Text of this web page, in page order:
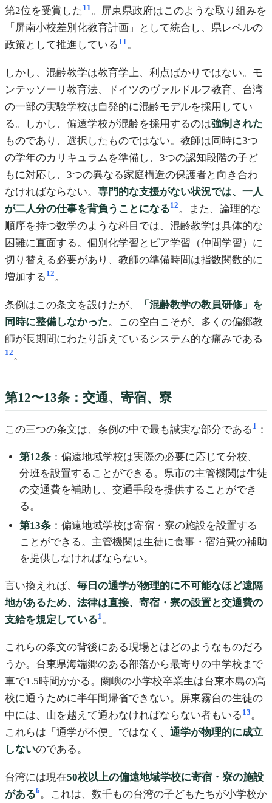
第2位を受賞した 11 。屏東県政府はこのような取り組みを
「屏南小校差別化教育計画」として統合し、県レベルの
政策として推進している 11 。
しかし、混齢教学は教育学上、利点ばかりではない。モ
ンテッソーリ教育法、ドイツのヴァルドルフ教育、台湾
の一部の実験学校は自発的に混齢モデルを採用してい
る。しかし、偏遠学校が混齢を採用するのは強制された
ものであり、選択したものではない。教師は同時に3つ
の学年のカリキュラムを準備し、3つの認知段階の子ど
もに対応し、3つの異なる家庭構造の保護者と向き合わ
なければならない。 専門的な支援がない状況では、一人
が二人分の仕事を背負うことになる12。また、論理的な
順序を持つ数学のような科目では、混齢教学は具体的な
困難に直面する。個別化学習とピア学習（仲間学習）に
切り替える必要があり、教師の準備時間は指数関数的に
増加する 12。
条例はこの条文を設けたが、
「混齢教学の教員研修」を
同時に整備しなかった。この空白こそが、多くの偏郷教
師が長期間にわたり訴えているシステム的な痛みである
12 。
第12〜13条：交通、寄宿、寮
この三つの条文は、条例の中で最も誠実な部分である 1 ：
第12条 ：偏遠地域学校は実際の必要に応じて分校、
分班を設置することができる。県市の主管機関は生徒
の交通費を補助し、交通手段を提供することができ
る。
第13条 ：偏遠地域学校は寄宿・寮の施設を設置する
ことができる。主管機関は生徒に食事・宿泊費の補助
を提供しなければならない。
言い換えれば、 毎日の通学が物理的に不可能なほど遠隔
地があるため、法律は直接、寄宿・寮の設置と交通費の
支給を規定している1 。
これらの条文の背後にある現場とはどのようなものだろ
うか。台東県海端郷のある部落から最寄りの中学校まで
車で1.5時間かかる。蘭嶼の小学校卒業生は台東本島の高
校に通うために半年間帰省できない。屏東霧台の生徒の
中には、山を越えて通わなければならない者もいる 13。
これらは「通学が不便」ではなく、 通学が物理的に成立
しないのである。
台湾には現在50校以上の偏遠地域学校に寄宿・寮の施設
がある6。これは、数千もの台湾の子どもたちが小学校か